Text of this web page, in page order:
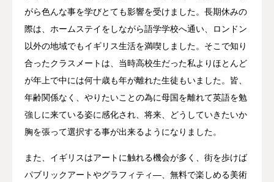
がら色んな事を学びとても影響を受けました。長期休みの
際は、ホームステイをしながら語学学校へ通い、ロンドン
以外の地域でもイギリス生活を満喫しました。そこで知り
合ったクラスメートは、当時高校生だった私よりほとんど
が年上で中には何十歳も年が離れた生徒もいました。皆、
年齢関係なく、やりたいことの為に母国を離れて英語を勉
強しに来ている姿に感化され、将来、どうしていきたいか
胸を張って選択する事が出来るようになりました。
また、イギリスはアートに触れる機会が多く、街を歩けば
パブリックアートやグラフィティ―、無料で楽しめる美術